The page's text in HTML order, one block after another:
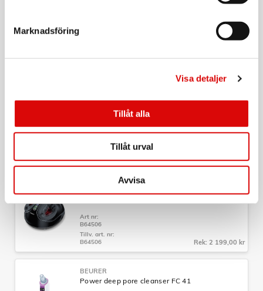
Marknadsföring
Visa detaljer
Tillåt alla
Tillåt urval
Avvisa
Värmekudde HK 77 Sladdlös komfort Smokey-
Rek: 1 099,00 kr
BEURER
Split End trimmer HT 22
Art nr:
Tillv. art. nr:
B58132
Rek: 699,00 kr
Shiatsu fotmassage FM 90
Art nr:
B64506
Tillv. art. nr:
B64506
Rek: 2 199,00 kr
BEURER
Power deep pore cleanser FC 41